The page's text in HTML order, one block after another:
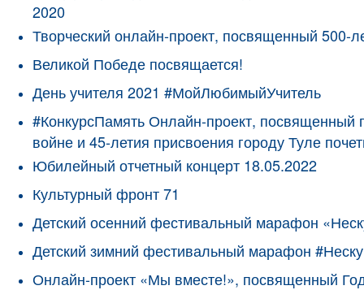
2020
Творческий онлайн-проект, посвященный 500-
Великой Победе посвящается!
День учителя 2021 #МойЛюбимыйУчитель
#КонкурсПамять Онлайн-проект,
войне и 45-летия присвоения городу Туле
Юбилейный отчетный концерт 18.05.2022
Культурный фронт 71
Детский осенний фестивальный марафон
Детский зимний фестивальный марафон
Онлайн-проект «Мы вместе!», посвященный